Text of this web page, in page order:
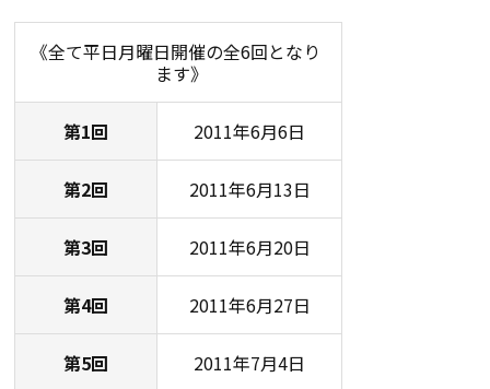
《全て平日月曜日開催の全6回となり
ます》
第1回 2011年6月6日
第2回 2011年6月13日
第3回 2011年6月20日
第4回 2011年6月27日
第5回 2011年7月4日